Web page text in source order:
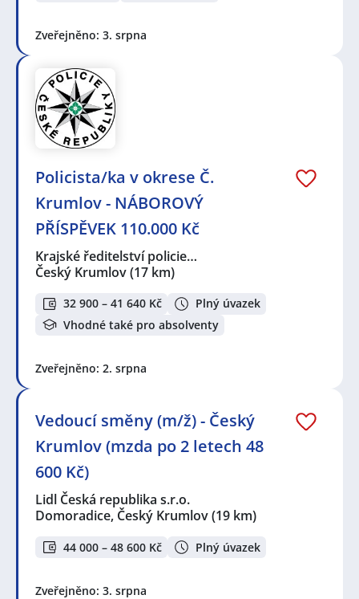
Zveřejněno: 3. srpna
Policista/ka v okrese Č.
Krumlov - NÁBOROVÝ
PŘÍSPĚVEK 110.000 Kč
Krajské ředitelství policie…
Český Krumlov(17 km)
32 900 – 41 640 Kč
Plný úvazek
Vhodné také pro absolventy
Zveřejněno: 2. srpna
Vedoucí směny (m/ž) - Český
Krumlov (mzda po 2 letech 48
600 Kč)
Lidl Česká republika s.r.o.
Domoradice, Český Krumlov(19 km)
44 000 – 48 600 Kč Plný úvazek
Zveřejněno: 3. srpna